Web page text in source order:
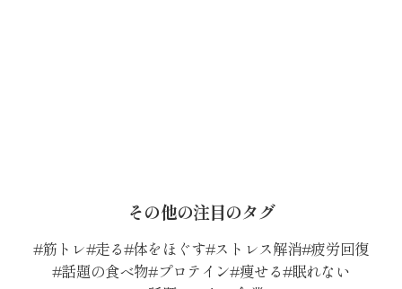
その他の注目のタグ
筋トレ 走る 体をほぐす ストレス解消 疲労回復
話題の食べ物 プロテイン 痩せる 眠れない